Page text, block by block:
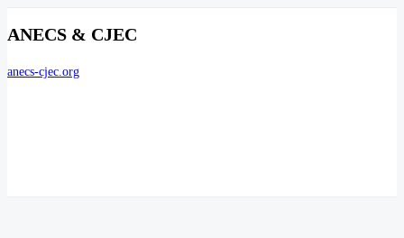
ANECS & CJEC
anecs-cjec.org